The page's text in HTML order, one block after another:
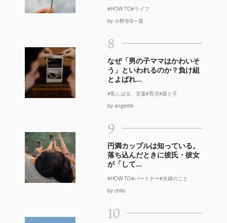
#HOW TO#ライフ
by 小野寺S一貴
8
なぜ「男の子ママはかわいそ
う」といわれるのか？負け組
とよばれ...
#私しばる、言葉#育児#親と子
by angerire
9
円満カップルは知っている。
落ち込んだときに彼氏・彼女
が「して...
#HOW TO#パートナー#夫婦のこと
by chito
10